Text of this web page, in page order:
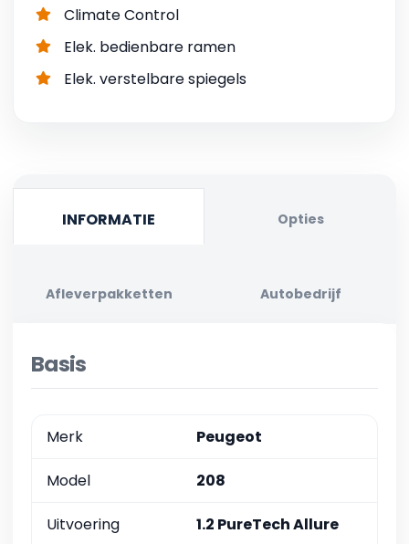
Climate Control
Elek. bedienbare ramen
Elek. verstelbare spiegels
INFORMATIE Opties
Afleverpakketten Autobedrijf
Basis
Merk Peugeot
Model 208
Uitvoering 1.2 PureTech Allure